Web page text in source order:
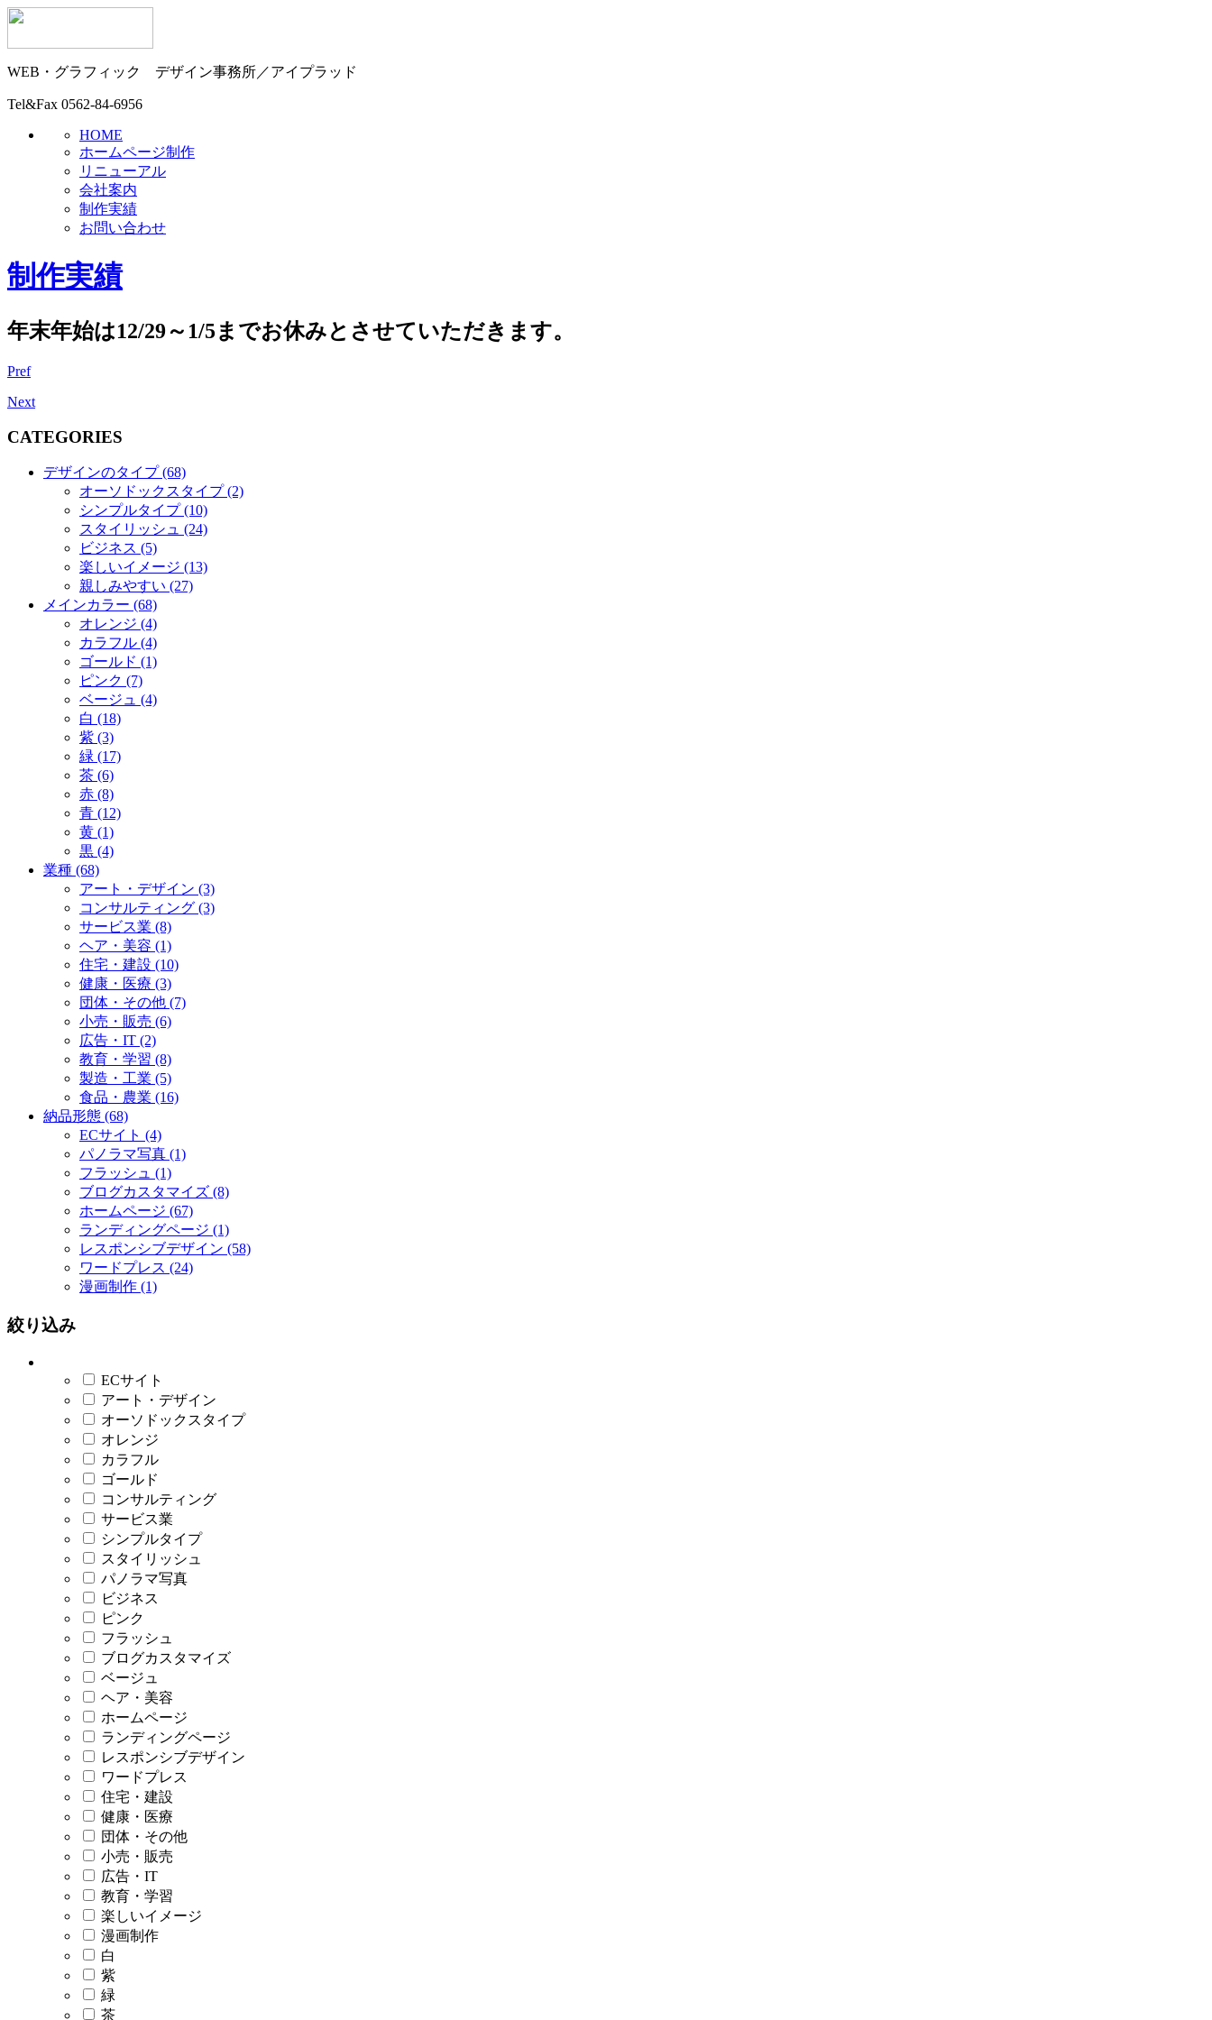
WEB・グラフィック デザイン事務所／アイプラッド
Tel&Fax 0562-84-6956
HOME
ホームページ制作
リニューアル
会社案内
制作実績
お問い合わせ
制作実績
年末年始は12/29～1/5までお休みとさせていただきます。
Pref
Next
CATEGORIES
デザインのタイプ (68)
オーソドックスタイプ (2)
シンプルタイプ (10)
スタイリッシュ (24)
ビジネス (5)
楽しいイメージ (13)
親しみやすい (27)
メインカラー (68)
オレンジ (4)
カラフル (4)
ゴールド (1)
ピンク (7)
ベージュ (4)
白 (18)
紫 (3)
緑 (17)
茶 (6)
赤 (8)
青 (12)
黄 (1)
黒 (4)
業種 (68)
アート・デザイン (3)
コンサルティング (3)
サービス業 (8)
ヘア・美容 (1)
住宅・建設 (10)
健康・医療 (3)
団体・その他 (7)
小売・販売 (6)
広告・IT (2)
教育・学習 (8)
製造・工業 (5)
食品・農業 (16)
納品形態 (68)
ECサイト (4)
パノラマ写真 (1)
フラッシュ (1)
ブログカスタマイズ (8)
ホームページ (67)
ランディングページ (1)
レスポンシブデザイン (58)
ワードプレス (24)
漫画制作 (1)
絞り込み
ECサイト
アート・デザイン
オーソドックスタイプ
オレンジ
カラフル
ゴールド
コンサルティング
サービス業
シンプルタイプ
スタイリッシュ
パノラマ写真
ビジネス
ピンク
フラッシュ
ブログカスタマイズ
ベージュ
ヘア・美容
ホームページ
ランディングページ
レスポンシブデザイン
ワードプレス
住宅・建設
健康・医療
団体・その他
小売・販売
広告・IT
教育・学習
楽しいイメージ
漫画制作
白
紫
緑
茶